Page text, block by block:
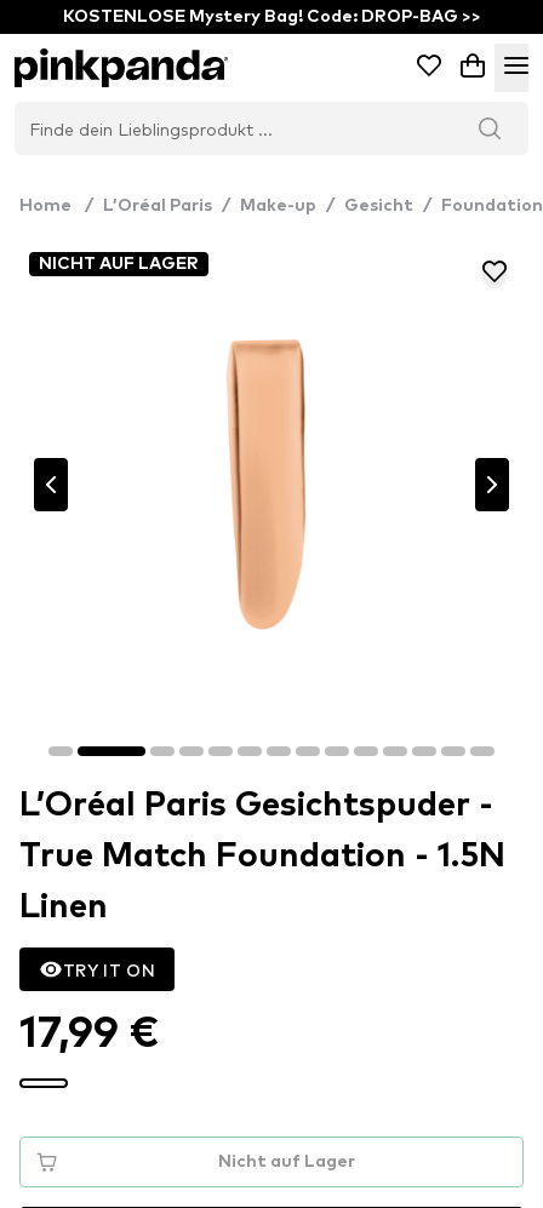
KOSTENLOSE Mystery Bag! Code: DROP-BAG >>
Home / L’Oréal Paris / Make-up / Gesicht / Foundation
NICHT AUF LAGER
L’Oréal Paris Gesichtspuder -
True Match Foundation - 1.5N
Linen
TRY IT ON
17,99 €
Nicht auf Lager